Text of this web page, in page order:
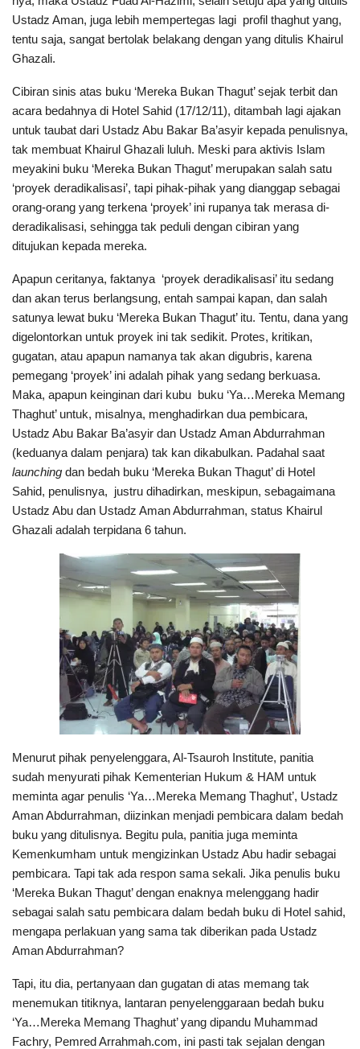
Ustadz Aman, juga lebih mempertegas lagi profil thaghut yang,
tentu saja, sangat bertolak belakang dengan yang ditulis Khairul
Ghazali.
Cibiran sinis atas buku ‘Mereka Bukan Thagut’ sejak terbit dan
acara bedahnya di Hotel Sahid (17/12/11), ditambah lagi ajakan
untuk taubat dari Ustadz Abu Bakar Ba’asyir kepada penulisnya,
tak membuat Khairul Ghazali luluh. Meski para aktivis Islam
meyakini buku ‘Mereka Bukan Thagut’ merupakan salah satu
‘proyek deradikalisasi’, tapi pihak-pihak yang dianggap sebagai
orang-orang yang terkena ‘proyek’ ini rupanya tak merasa di-
deradikalisasi, sehingga tak peduli dengan cibiran yang
ditujukan kepada mereka.
Apapun ceritanya, faktanya ‘proyek deradikalisasi’ itu sedang
dan akan terus berlangsung, entah sampai kapan, dan salah
satunya lewat buku ‘Mereka Bukan Thagut’ itu. Tentu, dana yang
digelontorkan untuk proyek ini tak sedikit. Protes, kritikan,
gugatan, atau apapun namanya tak akan digubris, karena
pemegang ‘proyek’ ini adalah pihak yang sedang berkuasa.
Maka, apapun keinginan dari kubu buku ‘Ya…Mereka Memang
Thaghut’ untuk, misalnya, menghadirkan dua pembicara,
Ustadz Abu Bakar Ba’asyir dan Ustadz Aman Abdurrahman
(keduanya dalam penjara) tak kan dikabulkan. Padahal saat
launching dan bedah buku ‘Mereka Bukan Thagut’ di Hotel
Sahid, penulisnya, justru dihadirkan, meskipun, sebagaimana
Ustadz Abu dan Ustadz Aman Abdurrahman, status Khairul
Ghazali adalah terpidana 6 tahun.
Menurut pihak penyelenggara, Al-Tsauroh Institute, panitia
sudah menyurati pihak Kementerian Hukum & HAM untuk
meminta agar penulis ‘Ya…Mereka Memang Thaghut’, Ustadz
Aman Abdurrahman, diizinkan menjadi pembicara dalam bedah
buku yang ditulisnya. Begitu pula, panitia juga meminta
Kemenkumham untuk mengizinkan Ustadz Abu hadir sebagai
pembicara. Tapi tak ada respon sama sekali. Jika penulis buku
‘Mereka Bukan Thagut’ dengan enaknya melenggang hadir
sebagai salah satu pembicara dalam bedah buku di Hotel sahid,
mengapa perlakuan yang sama tak diberikan pada Ustadz
Aman Abdurrahman?
Tapi, itu dia, pertanyaan dan gugatan di atas memang tak
menemukan titiknya, lantaran penyelenggaraan bedah buku
‘Ya…Mereka Memang Thaghut’ yang dipandu Muhammad
Fachry, Pemred Arrahmah.com, ini pasti tak sejalan dengan